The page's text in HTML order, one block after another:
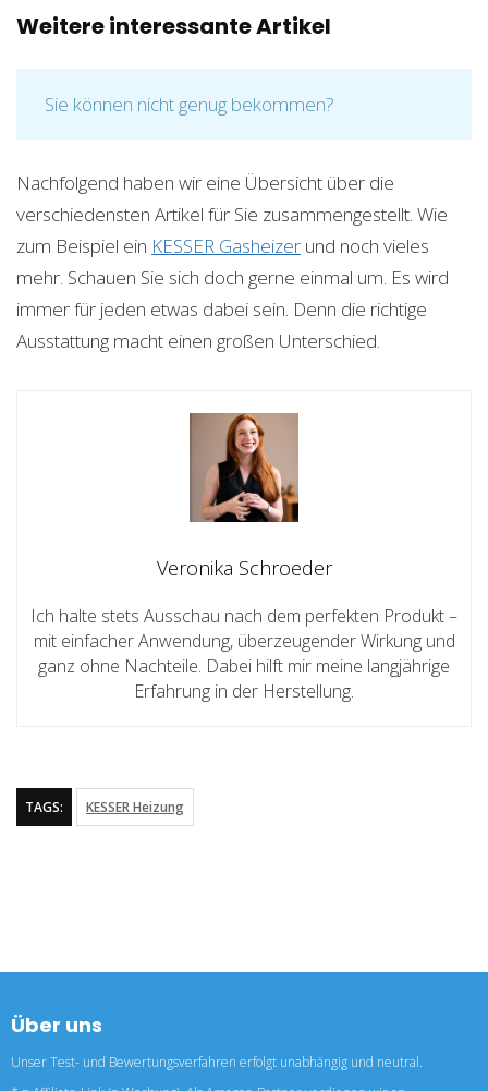
Weitere interessante Artikel
Sie können nicht genug bekommen?
Nachfolgend haben wir eine Übersicht über die
verschiedensten Artikel für Sie zusammengestellt. Wie
zum Beispiel ein KESSER Gasheizer und noch vieles
mehr. Schauen Sie sich doch gerne einmal um. Es wird
immer für jeden etwas dabei sein. Denn die richtige
Ausstattung macht einen großen Unterschied.
Veronika Schroeder
Ich halte stets Ausschau nach dem perfekten Produkt –
mit einfacher Anwendung, überzeugender Wirkung und
ganz ohne Nachteile. Dabei hilft mir meine langjährige
Erfahrung in der Herstellung.
TAGS: KESSER Heizung
Über uns
Unser Test- und Bewertungsverfahren erfolgt unabhängig und neutral.